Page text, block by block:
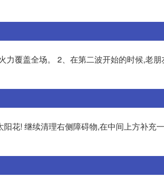
覆盖全场。 2、在第二波开始的时候,老
花! 继续清理右侧障碍物,在中间上方补充